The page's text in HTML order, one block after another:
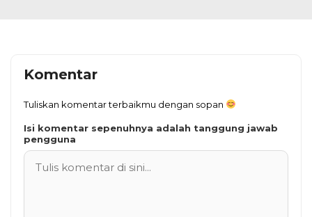
Komentar
Tuliskan komentar terbaikmu dengan sopan
Isi komentar sepenuhnya adalah tanggung jawab
pengguna